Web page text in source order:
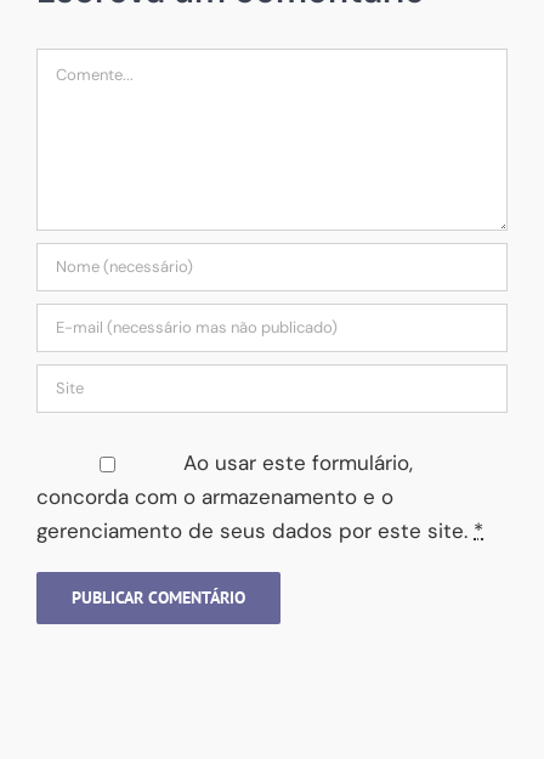
Comentário
Ao usar este formulário,
concorda com o armazenamento e o
gerenciamento de seus dados por este site. *